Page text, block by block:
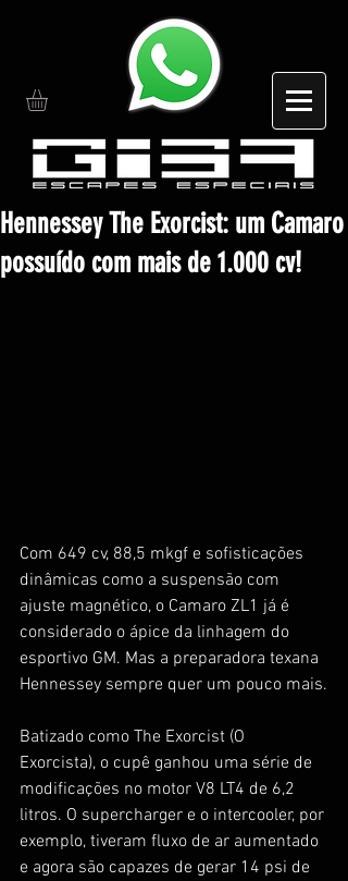
Hennessey The Exorcist: um Camaro
possuído com mais de 1.000 cv!
Com 649 cv, 88,5 mkgf e sofisticações
dinâmicas como a suspensão com
ajuste magnético, o Camaro ZL1 já é
considerado o ápice da linhagem do
esportivo GM. Mas a preparadora texana
Hennessey sempre quer um pouco mais.
Batizado como The Exorcist (O
Exorcista), o cupê ganhou uma série de
modificações no motor V8 LT4 de 6,2
litros. O supercharger e o intercooler, por
exemplo, tiveram fluxo de ar aumentado
e agora são capazes de gerar 14 psi de